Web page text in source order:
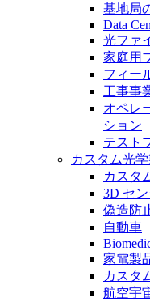
基地局
Data
光ファ
家庭用
フィー
工事事
オペレ
ション
テスト
カスタム光
カスタ
3D セ
偽造防
自動車
家電製
カスタ
航空宇